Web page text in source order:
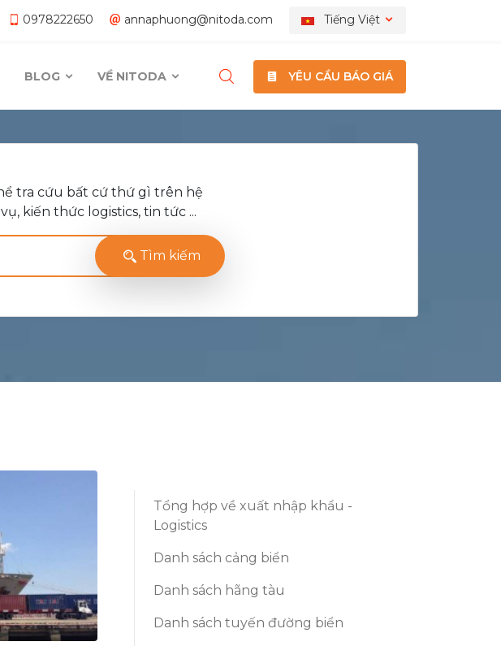
0978222650 annaphuong@nitoda.com Tiếng Việt
YÊU CẦU BÁO GIÁ
BLOG VỀ NITODA
tra cứu bất cứ thứ gì trên hệ
kiến thức logistics, tin tức ...
Tìm kiếm
Tổng hợp về xuất nhập khẩu -
Logistics
Danh sách cảng biển
Danh sách hãng tàu
Danh sách tuyến đường biển